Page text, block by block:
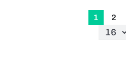
1 2